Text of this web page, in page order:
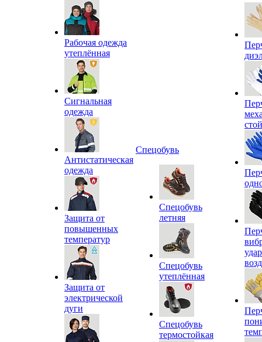
Рабочая одежда
утеплённая
Сигнальная
одежда
Антистатическая
одежда
Защита от
повышенных
температур
Защита от
электрической
дуги
Спецобувь
Спецобувь
летняя
Спецобувь
утеплённая
Спецобувь
термостойкая